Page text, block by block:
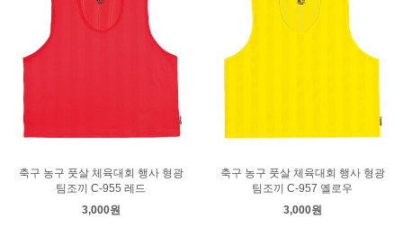
축구 농구 풋살 체육대회 행사 형광
팀조끼 C-955 레드
3,000원
축구 농구 풋살 체육대회 행사 형광
팀조끼 C-957 옐로우
3,000원